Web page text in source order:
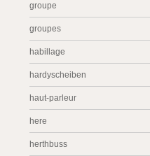
groupe
groupes
habillage
hardyscheiben
haut-parleur
here
herthbuss